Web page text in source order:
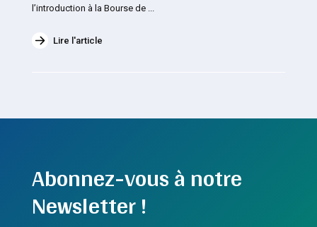
l’introduction à la Bourse de ...
Lire l'article
Abonnez-vous à notre
Newsletter !